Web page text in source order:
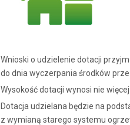
Wnioski o udzielenie dotacji
do dnia wyczerpania środków
Wysokość dotacji wynosi nie
Dotacja udzielana będzie na
z wymianą starego systemu